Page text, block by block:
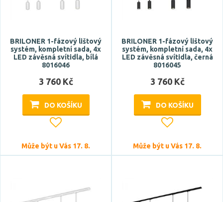
Světelný tok celkový
BRILONER 1-fázový lištový
systém, kompletní sada, 4x
LED závěsná svítidla, bílá
8016046
3 760 Kč
DO KOŠÍKU
Může být u Vás 17. 8.
BRILONER 1-fázový lištový
systém, kompletní sada, 4x
LED závěsná svítidla, černá
8016045
3 760 Kč
DO KOŠÍKU
Může být u Vás 17. 8.